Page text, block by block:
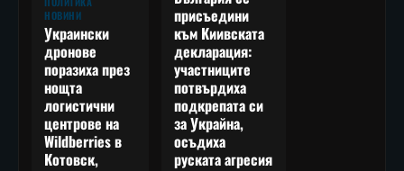
НОВИНИ
Украински
дронове
поразиха през
нощта
логистични
центрове на
Wildberries в
Котовск,
присъедини
към Киивската
декларация:
участниците
потвърдиха
подкрепата си
за Украйна,
осъдиха
руската агресия